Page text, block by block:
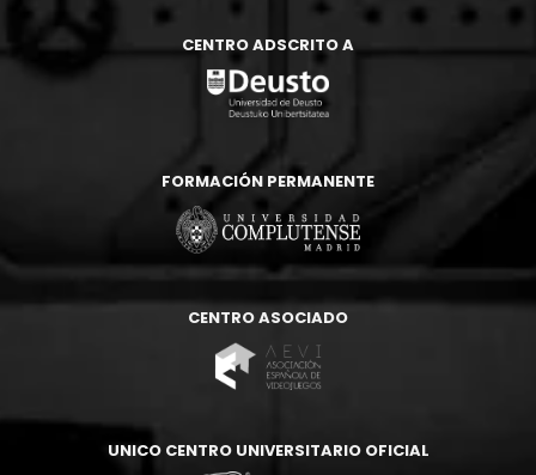
CENTRO ADSCRITO A
FORMACIÓN PERMANENTE
CENTRO ASOCIADO
UNICO CENTRO UNIVERSITARIO OFICIAL